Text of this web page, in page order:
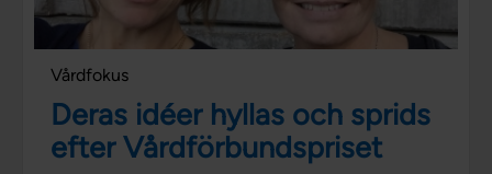
Vårdfokus
Deras idéer hyllas och sprids
efter Vårdförbundspriset